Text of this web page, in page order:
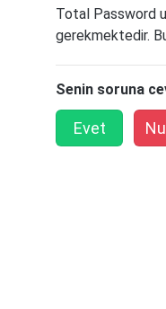
Total Password
gerekmektedir.
Senin soruna
Evet